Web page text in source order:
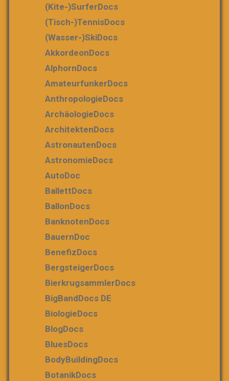
(Kite-)SurferDocs
(Tisch-)TennisDocs
(Wasser-)SkiDocs
AkkordeonDocs
AlphornDocs
AmateurfunkerDocs
AnthropologieDocs
ArchäologieDocs
ArchitektenDocs
AstronautenDocs
AstronomieDocs
AutoDoc
BallettDocs
BallonDocs
BanknotenDocs
BauernDoc
BenefizDocs
BergsteigerDocs
BierkrugsammlerDocs
BigBandDocs DE
BiologieDocs
BlogDocs
BluesDocs
BodyBuildingDocs
BotanikDocs